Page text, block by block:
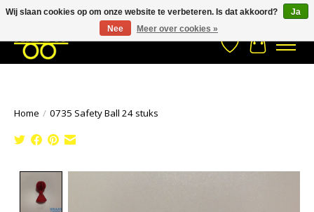
033- 2470 538 info@kraaybv.com Stuur een Whatsapp bericht
Verlanglijst
Home / 0735 Safety Ball 24 stuks
Wij slaan cookies op om onze website te verbeteren. Is dat akkoord?
Ja
Nee
Meer over cookies »